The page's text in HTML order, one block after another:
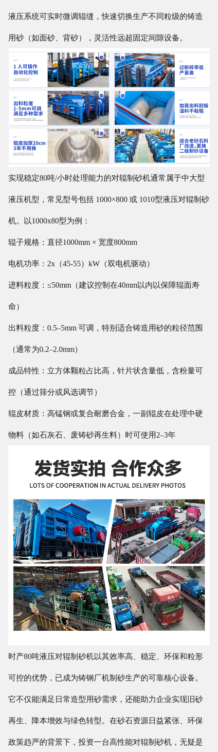
液压系统可实时微调辊缝，快速切换生产不同粒级的铸造
用砂（如面砂、背砂），灵活性远超固定间隙设备。
实现稳定80吨/小时处理能力的对辊制砂机通常属于中大型
液压机型，常见型号包括 1000×800 或 1010型液压对辊制砂
机。以1000x80型为例：
辊子规格：直径1000mm × 宽度800mm
电机功率：2x（45-55）kW（双电机驱动）
进料粒度：≤50mm（建议控制在40mm以内以保障辊面寿
命）
出料粒度：0.5–5mm 可调，特别适合铸造用砂的粒径范围
（通常为0.2–2.0mm）
成品特性：立方体颗粒占比高，针片状含量低，含粉量可
控（通过筛分或风选调节）
辊皮材质：高锰钢或复合耐磨合金，一副辊皮在处理中硬
物料（如石灰石、废铸砂再生料）时可使用2–3年
时产80吨液压对辊制砂机以其效率高、稳定、环保和粒形
可控的优势，已成为铸钢厂机制砂生产的可靠核心设备。
它不仅能满足日常造型用砂需求，还能助力企业实现旧砂
再生、降本增效与绿色转型。在砂石资源日益紧张、环保
政策趋严的背景下，投资一台高性能对辊制砂机，无疑是